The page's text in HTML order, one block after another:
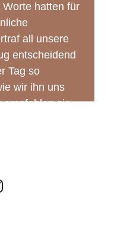
hatten für
all unsere
entscheidend
Tag so
wir ihn uns
empfehlen sie